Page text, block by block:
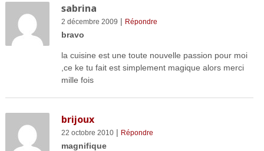
sabrina
2 décembre 2009 | Répondre
bravo
la cuisine est une toute nouvelle passion pour moi
,ce ke tu fait est simplement magique alors merci
mille fois
brijoux
22 octobre 2010| Répondre
magnifique